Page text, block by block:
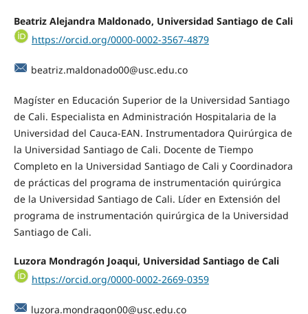
Beatriz Alejandra Maldonado, Universidad Santiago de Cali
https://orcid.org/0000-0002-3567-4879
beatriz.maldonado00@usc.edu.co
Magíster en Educación Superior de la Universidad Santiago
de Cali. Especialista en Administración Hospitalaria de la
Universidad del Cauca-EAN. Instrumentadora Quirúrgica de
la Universidad Santiago de Cali. Docente de Tiempo
Completo en la Universidad Santiago de Cali y Coordinadora
de prácticas del programa de instrumentación quirúrgica
de la Universidad Santiago de Cali. Líder en Extensión del
programa de instrumentación quirúrgica de la Universidad
Santiago de Cali.
Luzora Mondragón Joaqui, Universidad Santiago de Cali
https://orcid.org/0000-0002-2669-0359
luzora.mondragon00@usc.edu.co